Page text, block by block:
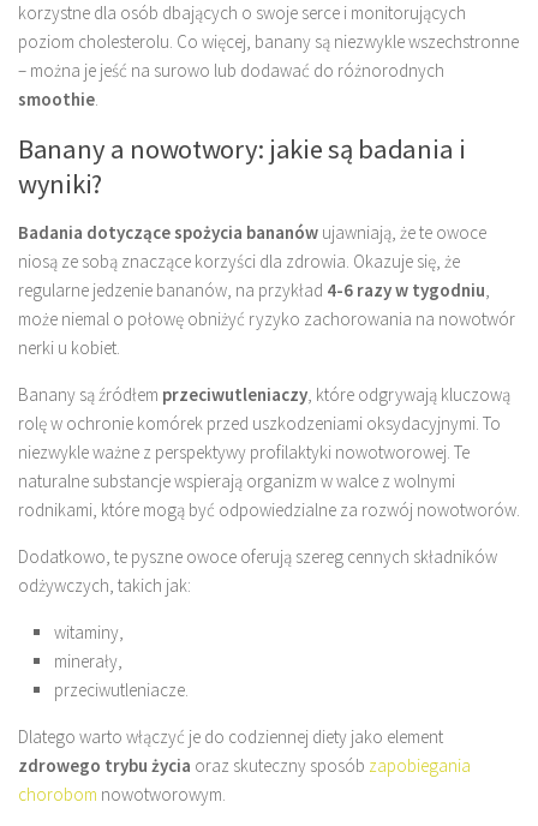
korzystne dla osób dbających o swoje serce i monitorujących
poziom cholesterolu. Co więcej, banany są niezwykle wszechstronne
– można je jeść na surowo lub dodawać do różnorodnych
smoothie.
Banany a nowotwory: jakie są badania i
wyniki?
Badania dotyczące spożycia bananów ujawniają, że te owoce
niosą ze sobą znaczące korzyści dla zdrowia. Okazuje się, że
regularne jedzenie bananów, na przykład 4-6 razy w tygodniu,
może niemal o połowę obniżyć ryzyko zachorowania na nowotwór
nerki u kobiet.
Banany są źródłem przeciwutleniaczy, które odgrywają kluczową
rolę w ochronie komórek przed uszkodzeniami oksydacyjnymi. To
niezwykle ważne z perspektywy profilaktyki nowotworowej. Te
naturalne substancje wspierają organizm w walce z wolnymi
rodnikami, które mogą być odpowiedzialne za rozwój nowotworów.
Dodatkowo, te pyszne owoce oferują szereg cennych składników
odżywczych, takich jak:
witaminy,
minerały,
przeciwutleniacze.
Dlatego warto włączyć je do codziennej diety jako element
zdrowego trybu życia oraz skuteczny sposób zapobiegania
chorobom nowotworowym.